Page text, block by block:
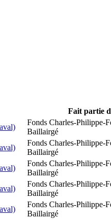
Fait partie
Fonds Charles-Philippe-
Baillairgé
Fonds Charles-Philippe-
Baillairgé
Fonds Charles-Philippe-
Baillairgé
Fonds Charles-Philippe-
Baillairgé
Fonds Charles-Philippe-
Baillairgé